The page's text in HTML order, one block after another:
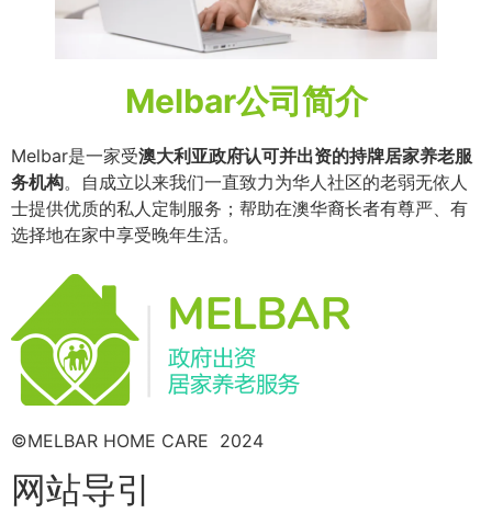
Melbar公司简介
Melbar是一家受澳大利亚政府认可并出资的持牌居家养老服
务机构。自成立以来我们一直致力为华人社区的老弱无依人
士提供优质的私人定制服务；帮助在澳华裔长者有尊严、有
选择地在家中享受晚年生活。
©MELBAR HOME CARE 2024
网站导引